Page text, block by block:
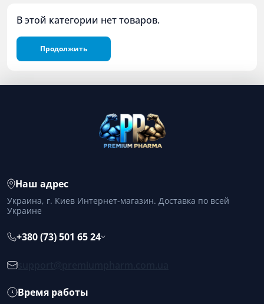
В этой категории нет товаров.
Продолжить
Наш адрес
Украина, г. Киев Интернет-магазин. Доставка по всей
Украине
+380 (73) 501 65 24
Время работы